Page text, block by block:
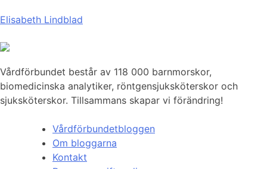
Elisabeth Lindblad
Vårdförbundet består av 118 000 barnmorskor,
biomedicinska analytiker, röntgensjuksköterskor och
sjuksköterskor. Tillsammans skapar vi förändring!
Vårdförbundetbloggen
Om bloggarna
Kontakt